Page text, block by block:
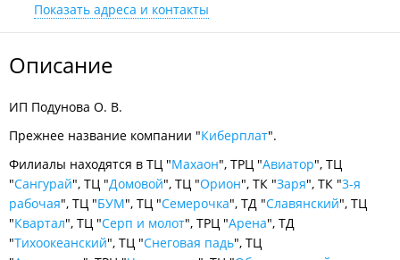
Показать адреса и контакты
Описание
ИП Подунова О. В.
Прежнее название компании "Киберплат".
Филиалы находятся в ТЦ "Махаон", ТРЦ "Авиатор", ТЦ
"Сангурай", ТЦ "Домовой", ТЦ "Орион", ТК "Заря", ТК "3-я
рабочая", ТЦ "БУМ", ТЦ "Семерочка", ТД "Славянский", ТЦ
"Квартал", ТЦ "Серп и молот", ТРЦ "Арена", ТД
"Тихоокеанский", ТЦ "Снеговая падь", ТЦ